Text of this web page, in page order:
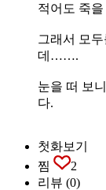
적어도 죽
그래서 모
데…….
눈을 떠 보
다.
첫화보기
찜
2
리뷰 (0)